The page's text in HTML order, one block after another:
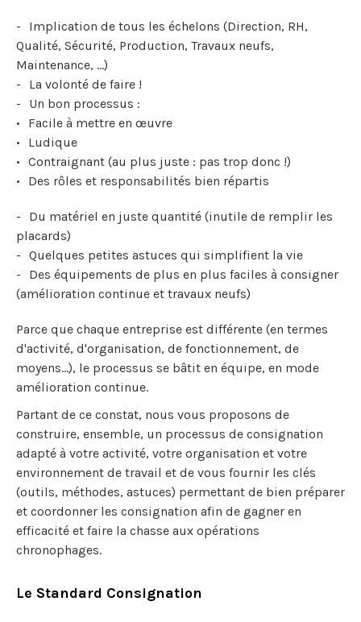
Implication de tous les échelons (Direction, RH,
Qualité, Sécurité, Production, Travaux neufs,
Maintenance, …)
La volonté de faire !
Un bon processus :
Facile à mettre en œuvre
Ludique
Contraignant (au plus juste : pas trop donc !)
Des rôles et responsabilités bien répartis
Du matériel en juste quantité (inutile de remplir les
placards)
Quelques petites astuces qui simplifient la vie
Des équipements de plus en plus faciles à consigner
(amélioration continue et travaux neufs)
Parce que chaque entreprise est différente (en termes
d'activité, d'organisation, de fonctionnement, de
moyens...), le processus se bâtit en équipe, en mode
amélioration continue.
Partant de ce constat, nous vous proposons de
construire, ensemble, un processus de consignation
adapté à votre activité, votre organisation et votre
environnement de travail et de vous fournir les clés
(outils, méthodes, astuces) permettant de bien préparer
et coordonner les consignation afin de gagner en
efficacité et faire la chasse aux opérations
chronophages.
Le Standard Consignation